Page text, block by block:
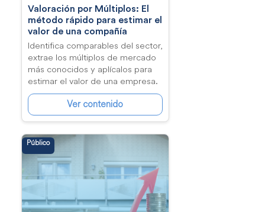
Valoración por Múltiplos: El
método rápido para estimar el
valor de una compañía
Identifica comparables del sector,
extrae los múltiplos de mercado
más conocidos y aplícalos para
estimar el valor de una empresa.
Ver contenido
Público